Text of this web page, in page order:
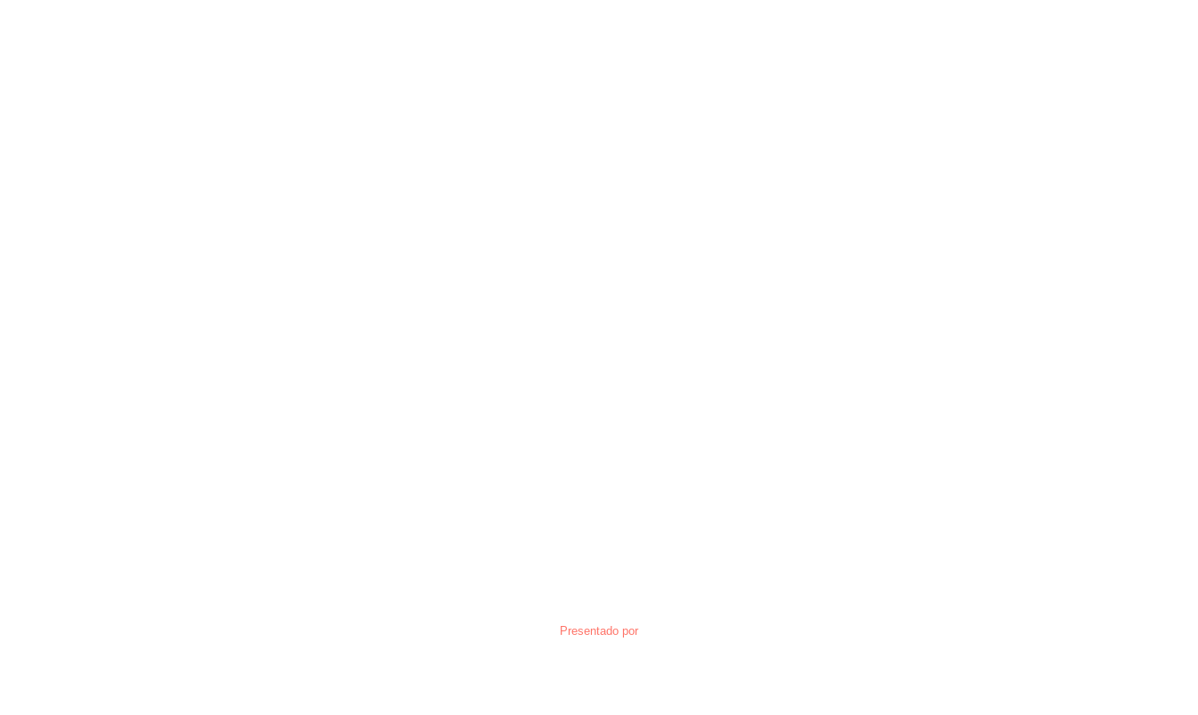
Presentado por